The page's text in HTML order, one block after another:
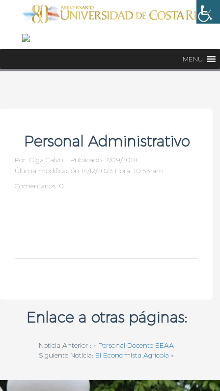
MENU
Personal Administrativo
Por: Olga Calvo
Publicado: 7/09/2018
Última modificación 14/12/2023 Hora: 10:53 am
Comentarios: 0
Enlace a otras páginas:
Noticia Anterior : « Personal Docente EEAA
Siguiente Noticia: El Economista Agrícola »